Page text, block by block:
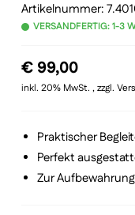
Artikelnummer:
VERSANDFERTIG: 1-3
€99,00
inkl. 20% MwSt. , zzgl.
Praktischer
Perfekt
Zur